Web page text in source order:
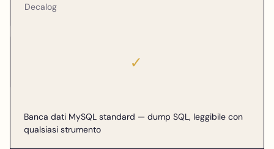
Decalog
✓
Banca dati MySQL standard — dump SQL, leggibile con
qualsiasi strumento